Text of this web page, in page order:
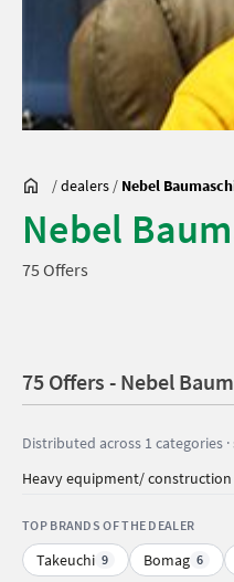
/dealers / Nebel
Nebel
75 Offers
75 Offers - Nebel
Distributed across 1 categories
Heavy equipment/
TOP BRANDS OF THE DEALER
Takeuchi 9 Bomag 6